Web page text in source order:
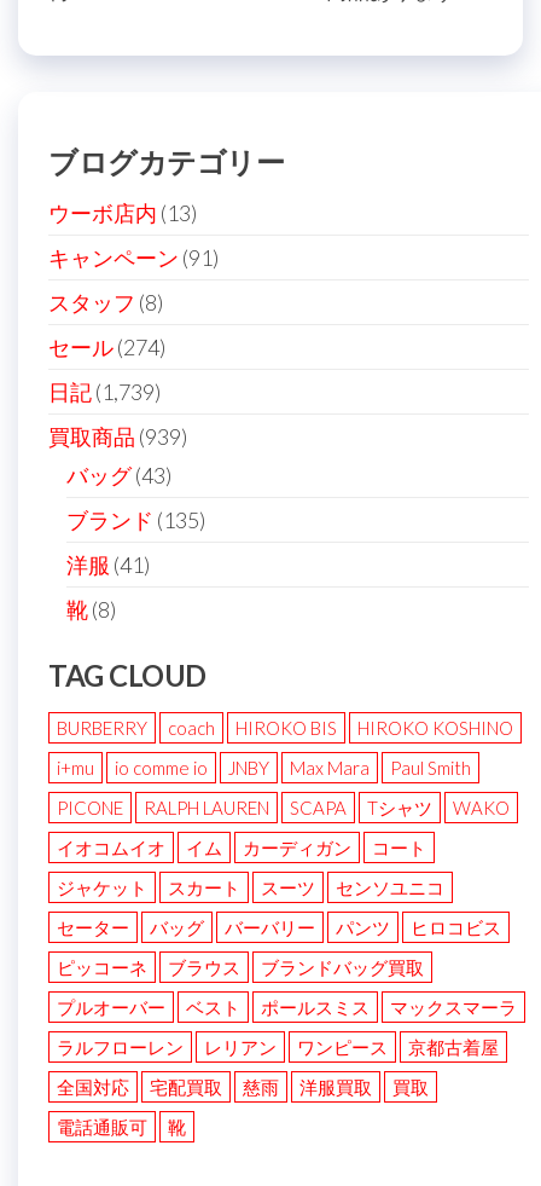
ナ
ビ
シ
ョ
ン
ブログカテゴリー
ウーボ店内 (13)
キャンペーン (91)
スタッフ (8)
セール(274)
日記(1,739)
買取商品 (939)
バッグ(43)
ブランド (135)
洋服 (41)
靴(8)
TAG CLOUD
BURBERRY coach HIROKO BIS
HIROKO KOSHINO
i+mu
io comme io JNBY Max Mara
Paul Smith
PICONE
RALPH LAUREN SCAPA Tシャツ
WAKO
イオコムイオ
イム カーディガン
コート
ジャケット
スカート スーツ
センソユニコ
セーター
バッグ バーバリー パンツ
ヒロコビス
ピッコーネ
ブラウス
ブランドバッグ買取
プルオーバー
ベスト ポールスミス
マックスマーラ
ラルフローレン
レリアン ワンピース
京都古着屋
全国対応
宅配買取 慈雨 洋服買取
買取
電話通販可
靴